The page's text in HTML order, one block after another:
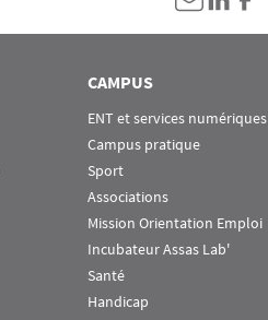
CAMPUS
ENT et services numériques
Campus pratique
Sport
Associations
Mission Orientation Emploi
Incubateur Assas Lab'
Santé
Handicap